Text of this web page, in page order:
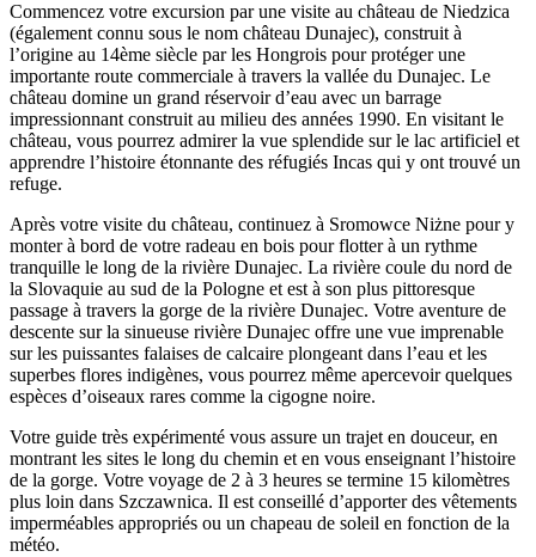
Commencez votre excursion par une visite au château de Niedzica
(également connu sous le nom château Dunajec), construit à
l’origine au 14ème siècle par les Hongrois pour protéger une
importante route commerciale à travers la vallée du Dunajec. Le
château domine un grand réservoir d’eau avec un barrage
impressionnant construit au milieu des années 1990. En visitant le
château, vous pourrez admirer la vue splendide sur le lac artificiel et
apprendre l’histoire étonnante des réfugiés Incas qui y ont trouvé un
refuge.
Après votre visite du château, continuez à Sromowce Niżne pour y
monter à bord de votre radeau en bois pour flotter à un rythme
tranquille le long de la rivière Dunajec. La rivière coule du nord de
la Slovaquie au sud de la Pologne et est à son plus pittoresque
passage à travers la gorge de la rivière Dunajec. Votre aventure de
descente sur la sinueuse rivière Dunajec offre une vue imprenable
sur les puissantes falaises de calcaire plongeant dans l’eau et les
superbes flores indigènes, vous pourrez même apercevoir quelques
espèces d’oiseaux rares comme la cigogne noire.
Votre guide très expérimenté vous assure un trajet en douceur, en
montrant les sites le long du chemin et en vous enseignant l’histoire
de la gorge. Votre voyage de 2 à 3 heures se termine 15 kilomètres
plus loin dans Szczawnica. Il est conseillé d’apporter des vêtements
imperméables appropriés ou un chapeau de soleil en fonction de la
météo.